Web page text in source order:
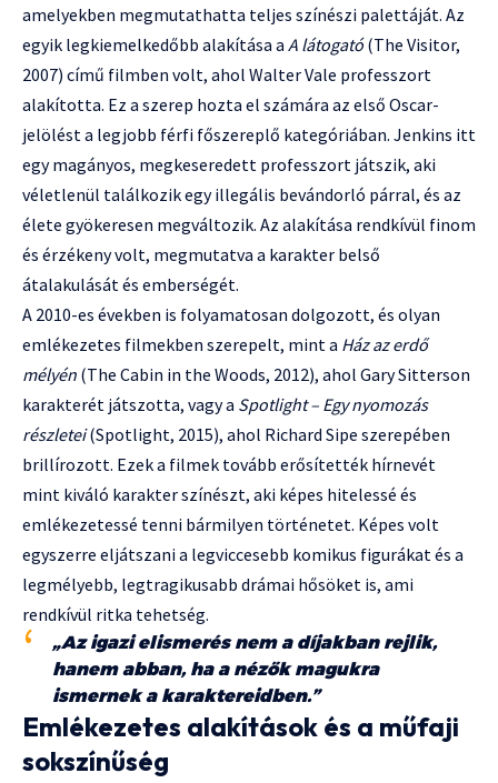
amelyekben megmutathatta teljes színészi palettáját. Az
egyik legkiemelkedőbb alakítása a A látogató(The Visitor,
2007) című filmben volt, ahol Walter Vale professzort
alakította. Ez a szerep hozta el számára az első Oscar-
jelölést a legjobb férfi főszereplő kategóriában. Jenkins itt
egy magányos, megkeseredett professzort játszik, aki
véletlenül találkozik egy illegális bevándorló párral, és az
élete gyökeresen megváltozik. Az alakítása rendkívül finom
és érzékeny volt, megmutatva a karakter belső
átalakulását és emberségét.
A 2010-es években is folyamatosan dolgozott, és olyan
emlékezetes filmekben szerepelt, mint a Ház az erdő
mélyén (The Cabin in the Woods, 2012), ahol Gary Sitterson
karakterét játszotta, vagy a Spotlight – Egy nyomozás
részletei(Spotlight, 2015), ahol Richard Sipe szerepében
brillírozott. Ezek a filmek tovább erősítették hírnevét
mint kiváló karakter színészt, aki képes hitelessé és
emlékezetessé tenni bármilyen történetet. Képes volt
egyszerre eljátszani a legviccesebb komikus figurákat és a
legmélyebb, legtragikusabb drámai hősöket is, ami
rendkívül ritka tehetség.
„Az igazi elismerés nem a díjakban rejlik,
hanem abban, ha a nézők magukra
ismernek a karaktereidben.”
Emlékezetes alakítások és a műfaji
sokszínűség